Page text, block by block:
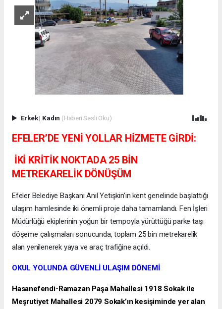
Erkek| Kadın (Haberi Sesli Oku)
EFELER’DE YENİ YOLLAR HİZMETE GİRDİ:
İKİ KRİTİK NOKTADA 25 BİN
METREKARELİK DÖNÜŞÜM
Efeler Belediye Başkanı Anıl Yetişkin’in kent genelinde başlattığı
ulaşım hamlesinde iki önemli proje daha tamamlandı. Fen İşleri
Müdürlüğü ekiplerinin yoğun bir tempoyla yürüttüğü parke taşı
döşeme çalışmaları sonucunda, toplam 25 bin metrekarelik
alan yenilenerek yaya ve araç trafiğine açıldı.
OKUL YOLUNDA GÜVENLİ ULAŞIM DÖNEMİ
Hasanefendi-Ramazan Paşa Mahallesi 1918 Sokak ile
Meşrutiyet Mahallesi 2079 Sokak’ın kesişiminde yer alan